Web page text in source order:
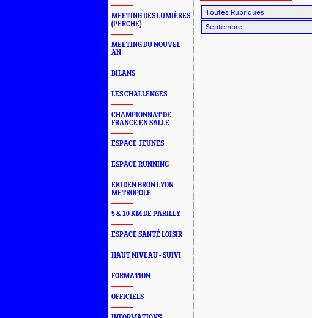
MEETING DES LUMIÈRES
(PERCHE)
MEETING DU NOUVEL
AN
BILANS
LES CHALLENGES
CHAMPIONNAT DE
FRANCE EN SALLE
ESPACE JEUNES
ESPACE RUNNING
EKIDEN BRON LYON
METROPOLE
5 & 10 KM DE PARILLY
ESPACE SANTÉ LOISIR
HAUT NIVEAU - SUIVI
FORMATION
OFFICIELS